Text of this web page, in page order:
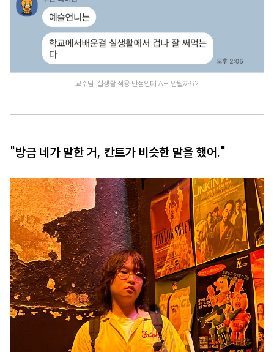
교수님. 실생활 적용 만점인데 A+ 안될까요?
"방금 네가 말한 거, 칸트가 비슷한 말을 했어."